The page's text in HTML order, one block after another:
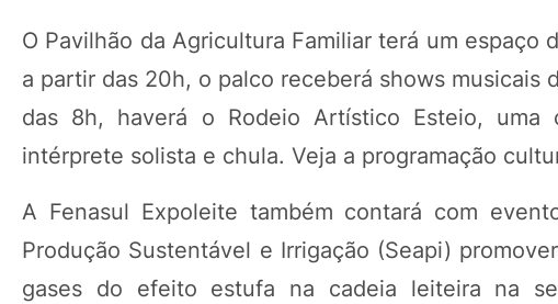
O Pavilhão da Agricultura Familiar terá um espaço
a partir das 20h, o palco receberá shows
das 8h, haverá o Rodeio Artístico Esteio, uma
intérprete solista e chula. Veja a programação
A Fenasul Expoleite também contará com
Produção Sustentável e Irrigação (Seapi)
gases do efeito estufa na cadeia leiteira na